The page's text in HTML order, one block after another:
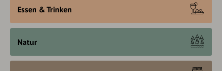
Essen & Trinken
Natur